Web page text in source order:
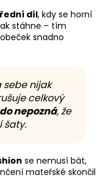
díl, kdy se horní
stáhne – tím
snadno
sebe nijak
celkový
nepozná, že
šaty.
se nemusí bát,
mateřské skončil